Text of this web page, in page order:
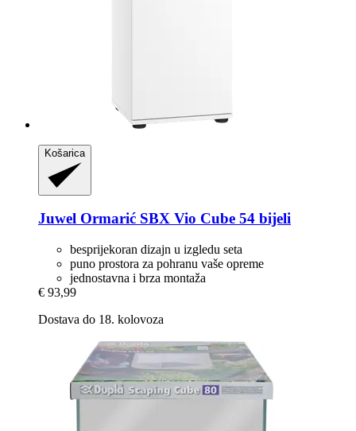
Košarica
Juwel Ormarić SBX Vio Cube 54 bijeli
besprijekoran dizajn u izgledu seta
puno prostora za pohranu vaše opreme
jednostavna i brza montaža
€ 93,99
Dostava do 18. kolovoza